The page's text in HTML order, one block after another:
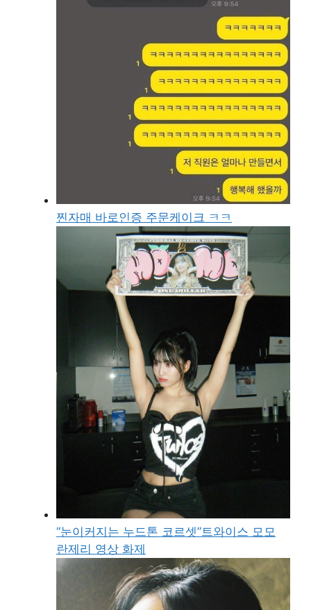
찐자매 바로인증 주문케이크 ㅋㅋ
“눈이커지는 누드톤 코르셋”트와이스 모모
란제리 영상 화제